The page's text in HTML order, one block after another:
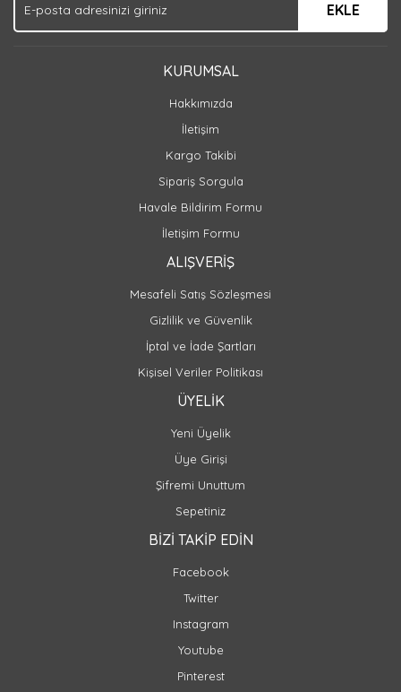
EKLE
KURUMSAL
Hakkımızda
İletişim
Kargo Takibi
Sipariş Sorgula
Havale Bildirim Formu
İletişim Formu
ALIŞVERİŞ
Mesafeli Satış Sözleşmesi
Gizlilik ve Güvenlik
İptal ve İade Şartları
Kişisel Veriler Politikası
ÜYELİK
Yeni Üyelik
Üye Girişi
Şifremi Unuttum
Sepetiniz
BİZİ TAKİP EDİN
Facebook
Twitter
Instagram
Youtube
Pinterest